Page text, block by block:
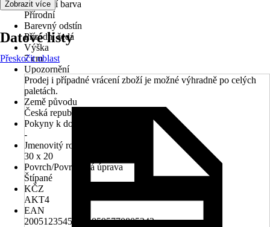
Základní barva
Přírodní
Barevný odstín
Přírodní šedá
Výška
7 cm
Upozornění
Prodej i případné vrácení zboží je možné výhradně po celých
paletách.
Země původu
Česká republika
Pokyny k dodání
-
Jmenovitý rozměr v cm
30 x 20
Povrch/Povrchová úprava
Štípané
KČZ
AKT4
EAN
2005123545009, 8595770805242
Zobrazit více
Datové listy
Přeskočit oblast